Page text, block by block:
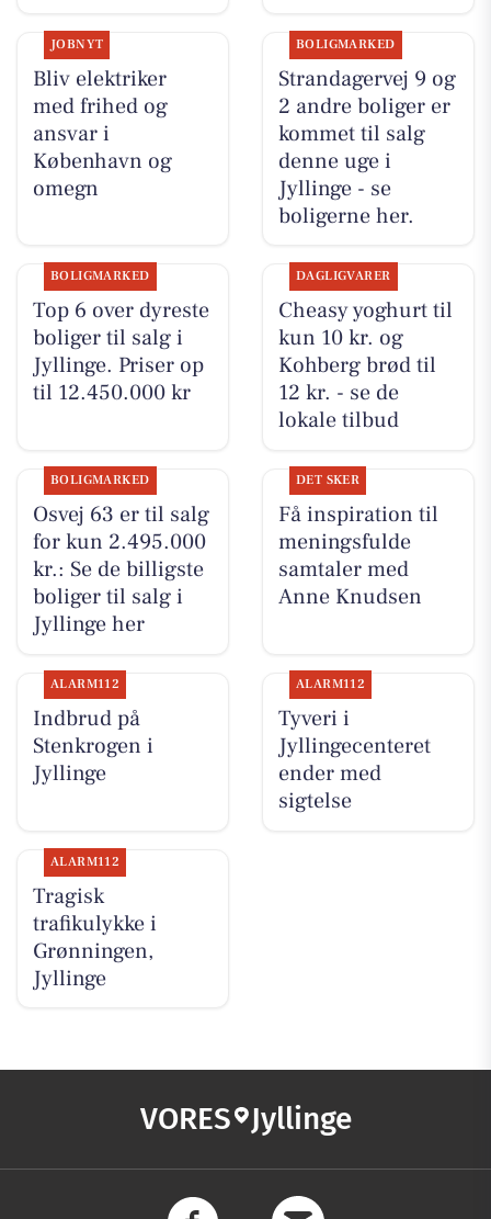
JOBNYT
Bliv elektriker
med frihed og
ansvar i
København og
omegn
BOLIGMARKED
Strandagervej 9 og
2 andre boliger er
kommet til salg
denne uge i
Jyllinge - se
boligerne her.
BOLIGMARKED
Top 6 over dyreste
boliger til salg i
Jyllinge. Priser op
til 12.450.000 kr
DAGLIGVARER
Cheasy yoghurt til
kun 10 kr. og
Kohberg brød til
12 kr. - se de
lokale tilbud
BOLIGMARKED
Osvej 63 er til salg
for kun 2.495.000
kr.: Se de billigste
boliger til salg i
Jyllinge her
DET SKER
Få inspiration til
meningsfulde
samtaler med
Anne Knudsen
ALARM112
Indbrud på
Stenkrogen i
Jyllinge
ALARM112
Tyveri i
Jyllingecenteret
ender med
sigtelse
ALARM112
Tragisk
trafikulykke i
Grønningen,
Jyllinge
VORES Jyllinge